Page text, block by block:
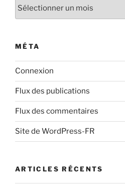
MÉTA
Connexion
Flux des publications
Flux des commentaires
Site de WordPress-FR
ARTICLES RÉCENTS